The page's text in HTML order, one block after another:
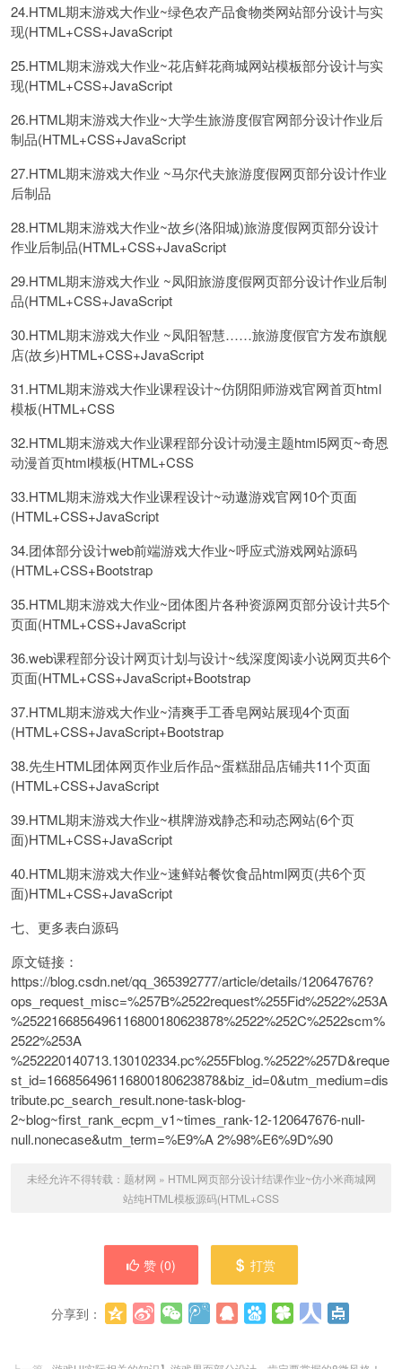
24.HTML期末游戏大作业~绿色农产品食物类网站部分设计与实
现(HTML+CSS+JavaScript
25.HTML期末游戏大作业~花店鲜花商城网站模板部分设计与实
现(HTML+CSS+JavaScript
26.HTML期末游戏大作业~大学生旅游度假官网部分设计作业后
制品(HTML+CSS+JavaScript
27.HTML期末游戏大作业 ~马尔代夫旅游度假网页部分设计作业
后制品
28.HTML期末游戏大作业~故乡(洛阳城)旅游度假网页部分设计
作业后制品(HTML+CSS+JavaScript
29.HTML期末游戏大作业 ~凤阳旅游度假网页部分设计作业后制
品(HTML+CSS+JavaScript
30.HTML期末游戏大作业 ~凤阳智慧……旅游度假官方发布旗舰
店(故乡)HTML+CSS+JavaScript
31.HTML期末游戏大作业课程设计~仿阴阳师游戏官网首页html
模板(HTML+CSS
32.HTML期末游戏大作业课程部分设计动漫主题html5网页~奇恩
动漫首页html模板(HTML+CSS
33.HTML期末游戏大作业课程设计~动遨游戏官网10个页面
(HTML+CSS+JavaScript
34.团体部分设计web前端游戏大作业~呼应式游戏网站源码
(HTML+CSS+Bootstrap
35.HTML期末游戏大作业~团体图片各种资源网页部分设计共5个
页面(HTML+CSS+JavaScript
36.web课程部分设计网页计划与设计~线深度阅读小说网页共6个
页面(HTML+CSS+JavaScript+Bootstrap
37.HTML期末游戏大作业~清爽手工香皂网站展现4个页面
(HTML+CSS+JavaScript+Bootstrap
38.先生HTML团体网页作业后作品~蛋糕甜品店铺共11个页面
(HTML+CSS+JavaScript
39.HTML期末游戏大作业~棋牌游戏静态和动态网站(6个页
面)HTML+CSS+JavaScript
40.HTML期末游戏大作业~速鲜站餐饮食品html网页(共6个页
面)HTML+CSS+JavaScript
七、更多表白源码
原文链接：
https://blog.csdn.net/qq_365392777/article/details/120647676?
ops_request_misc=%257B%2522request%255Fid%2522%253A
%2522166856496116800180623878%2522%252C%2522scm%
2522%253A
%252220140713.130102334.pc%255Fblog.%2522%257D&reque
st_id=166856496116800180623878&biz_id=0&utm_medium=dis
tribute.pc_search_result.none-task-blog-
2~blog~first_rank_ecpm_v1~times_rank-12-120647676-null-
null.nonecase&utm_term=%E9%A 2%98%E6%9D%90
未经允许不得转载： 题材网 » HTML网页部分设计结课作业~仿小米商城网
站纯HTML模板源码(HTML+CSS
赞 (0) 打赏
分享到：